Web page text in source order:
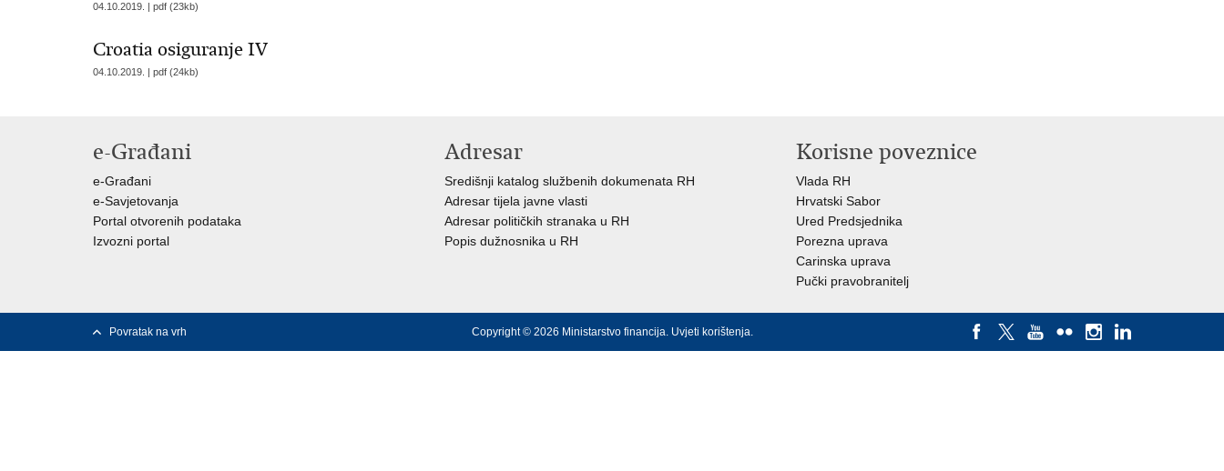
04.10.2019. | pdf (23kb)
Croatia osiguranje IV
04.10.2019. | pdf (24kb)
e-Građani
e-Građani
e-Savjetovanja
Portal otvorenih podataka
Izvozni portal
Adresar
Središnji katalog službenih dokumenata RH
Adresar tijela javne vlasti
Adresar političkih stranaka u RH
Popis dužnosnika u RH
Korisne poveznice
Vlada RH
Hrvatski Sabor
Ured Predsjednika
Porezna uprava
Carinska uprava
Pučki pravobranitelj
Povratak na vrh Copyright © 2026 Ministarstvo financija. Uvjeti korištenja.